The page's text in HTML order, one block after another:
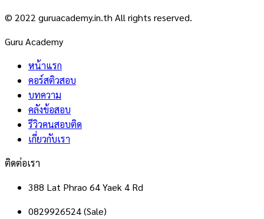
© 2022 guruacademy.in.th All rights reserved.
Guru Academy
หน้าแรก
คอร์สติวสอบ
บทความ
คลังข้อสอบ
รีวิวคนสอบติด
เกี่ยวกับเรา
ติดต่อเรา
388 Lat Phrao 64 Yaek 4 Rd
0829926524 (Sale)